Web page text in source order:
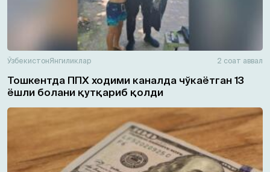
ЎзбекистонЯнгиликлар 2 соат аввал
Тошкентда ППХ ходими каналда чўкаётган 13
ёшли болани қутқариб қолди